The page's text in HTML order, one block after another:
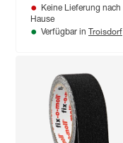
Keine Lieferung nach
Hause
Verfügbar in Troisdorf